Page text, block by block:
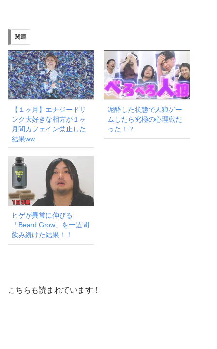
み
中…
関連
【１ヶ月】エナジードリ
ンク大好きな相方が１ヶ
月間カフェイン禁止した
結果ww
泥酔した状態で人狼ゲー
ムしたら究極の心理戦だ
った！？
ヒゲが異常に伸びる
「Beard Grow」を一週間
飲み続けた結果！！
こちらも読まれています！